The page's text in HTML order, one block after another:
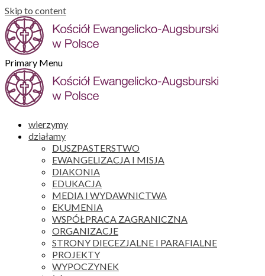
Skip to content
Primary Menu
wierzymy
działamy
DUSZPASTERSTWO
EWANGELIZACJA I MISJA
DIAKONIA
EDUKACJA
MEDIA I WYDAWNICTWA
EKUMENIA
WSPÓŁPRACA ZAGRANICZNA
ORGANIZACJE
STRONY DIECEZJALNE I PARAFIALNE
PROJEKTY
WYPOCZYNEK